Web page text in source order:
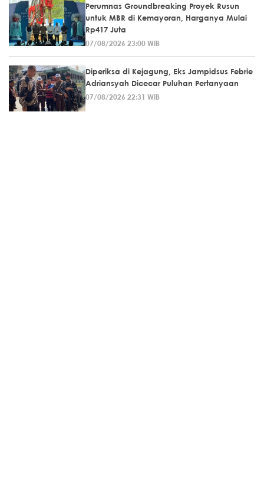
Perumnas Groundbreaking Proyek Rusun
untuk MBR di Kemayoran, Harganya Mulai
Rp417 Juta
07/08/2026 23:00 WIB
Diperiksa di Kejagung, Eks Jampidsus Febrie
Adriansyah Dicecar Puluhan Pertanyaan
07/08/2026 22:31 WIB